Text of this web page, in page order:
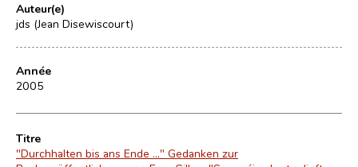
Auteur(e)
jds (Jean Disewiscourt)
Année
2005
Titre
"Durchhalten bis ans Ende ..." Gedanken zur